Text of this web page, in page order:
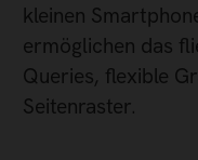
kleinen
ermöglichen das
Queries, flexible
Seitenraster.